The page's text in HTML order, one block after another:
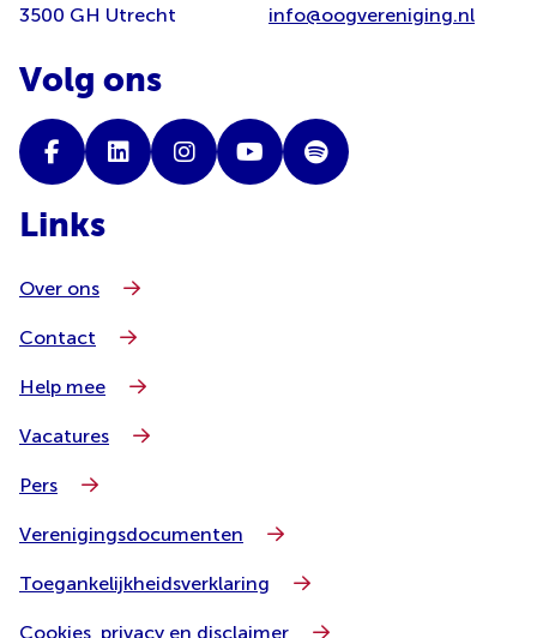
3500 GH Utrecht
info@oogvereniging.nl
Volg ons
Links
Over ons
Contact
Help mee
Vacatures
Pers
Verenigingsdocumenten
Toegankelijkheidsverklaring
Cookies, privacy en disclaimer